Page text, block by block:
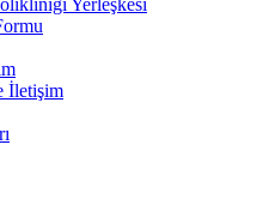
İletişim